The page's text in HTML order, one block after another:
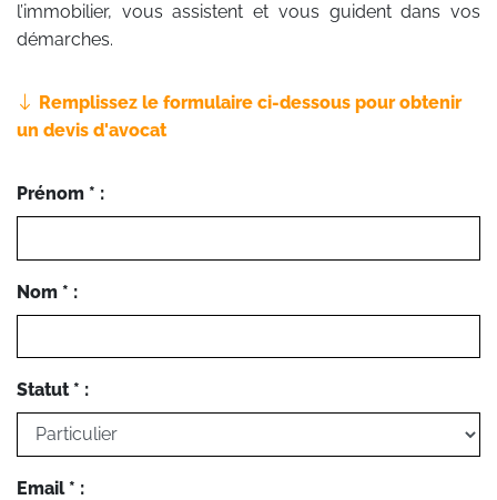
l’immobilier, vous assistent et vous guident dans vos
démarches.
Remplissez le formulaire ci-dessous pour obtenir
un devis d'avocat
Prénom * :
Nom * :
Statut * :
Email * :